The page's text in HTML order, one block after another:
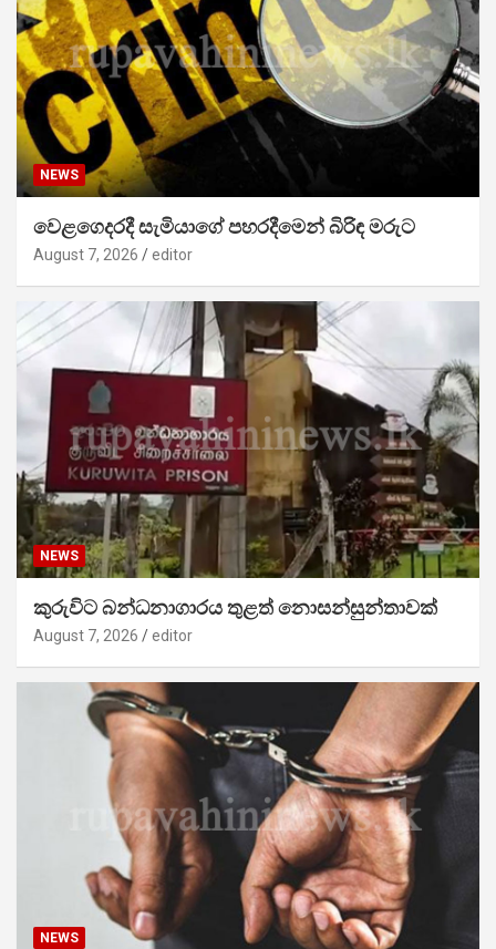
NEWS
වෙළගෙදරදී සැමියාගේ පහරදීමෙන් බිරිඳ මරුට
August 7, 2026 editor
NEWS
කුරුවිට බන්ධනාගාරය තුළත් නොසන්සුන්තාවක්
August 7, 2026 editor
NEWS